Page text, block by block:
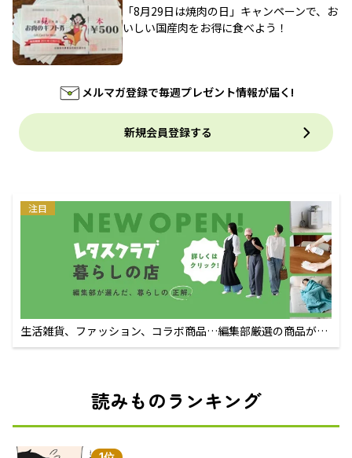
「8月29日は焼肉の日」キャンペーンで、お
いしい国産肉をお得に食べよう！
メルマガ登録で毎週プレゼント情報が届く!
新規会員登録する
注目
生活雑貨、ファッション、コラボ商品…編集部厳選の商品が買
えるECサイト
読みものランキング